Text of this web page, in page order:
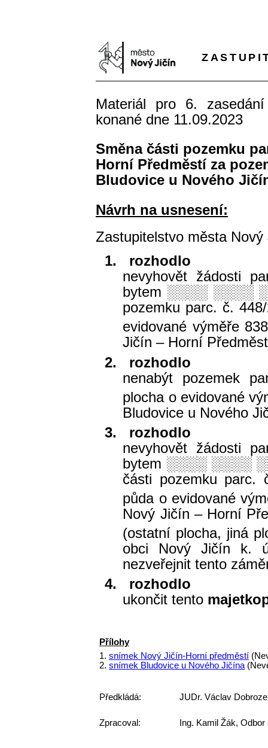
Materiál pro 6.
konané dne 11.09.2023
Směna části pozemku
Horní Předměstí za
Bludovice u Nového
Návrh na usnesení:
Zastupitelstvo města Nový
1.
rozhodlo
nevyhovět žádosti
bytem ░░░░ ░░░░
pozemku parc. č.
evidované výměře
Jičín – Horní
2.
rozhodlo
nenabýt pozemek
plocha o evidované
Bludovice u Nového
3.
rozhodlo
nevyhovět žádosti
bytem ░░░░ ░░░░
části pozemku parc.
půda o evidované
Nový Jičín – Horní
(ostatní plocha, jiná
obci Nový Jičín k.
nezveřejnit tento
4.
rozhodlo
ukončit tento
Přílohy
1. snímek Nový Jičín-Horní předměstí
2. snímek Bludovice u Nového Jičína
Předkládá: JUDr. Václav
Zpracoval: Ing. Kamil Žák,